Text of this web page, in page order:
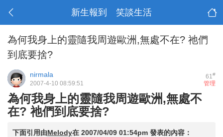
新生報到 笑談生活
為何我身上的靈隨我周遊歐洲,無處不在? 祂們
到底要捨?
61#
nirmala
管理
2007-4-10 08:59:51
為何我身上的靈隨我周遊歐洲,無處不
在? 祂們到底要捨?
下面引用由Melody在 2007/04/09 01:54pm 發表的內容：